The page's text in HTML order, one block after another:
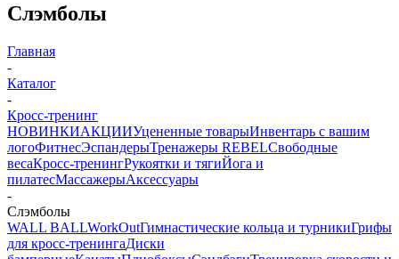
Слэмболы
Главная
-
Каталог
-
Кросс-тренинг
НОВИНКИАКЦИИУцененные товарыИнвентарь с вашим
логоФитнесЭспандерыТренажеры REBELСвободные
весаКросс-тренингРукоятки и тягиЙога и
пилатесМассажерыАксессуары
-
Слэмболы
WALL BALLWorkOutГимнастические кольца и турникиГрифы
для кросс-тренингаДиски